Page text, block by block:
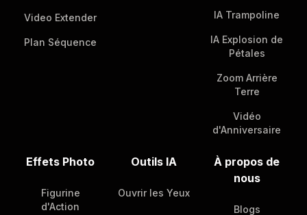
Video Extender
Plan Séquence
IA Trampoline
IA Explosion de
Pétales
Zoom Arrière
Terre
Vidéo
d'Anniversaire
Effets Photo
Figurine
d'Action
Outils IA
Ouvrir les Yeux
À propos de
nous
Blogs